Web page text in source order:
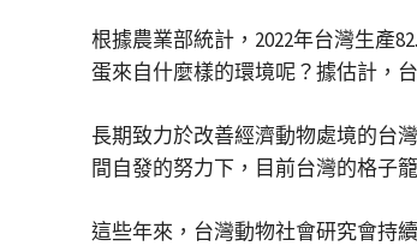
根據農業部統計，2022年台灣生產
蛋來自什麼樣的環境呢？據估計，
長期致力於改善經濟動物處境的台
間自發的努力下，目前台灣的格子
這些年來，台灣動物社會研究會持